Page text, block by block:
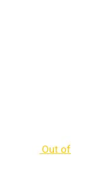
Out of